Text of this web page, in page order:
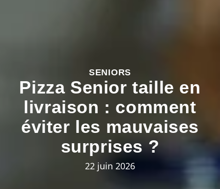
SENIORS
Pizza Senior taille en
livraison : comment
éviter les mauvaises
surprises ?
22 juin 2026